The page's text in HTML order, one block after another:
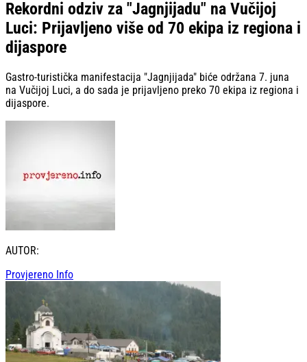
Rekordni odziv za "Jagnjijadu" na Vučijoj
Luci: Prijavljeno više od 70 ekipa iz regiona i
dijaspore
Gastro-turistička manifestacija "Jagnjijada" biće održana 7. juna
na Vučijoj Luci, a do sada je prijavljeno preko 70 ekipa iz regiona i
dijaspore.
AUTOR:
Provjereno Info